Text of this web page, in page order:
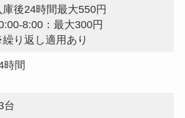
庫後24時間最大550円
8:00：最大300円
り返し適用あり
時間
台